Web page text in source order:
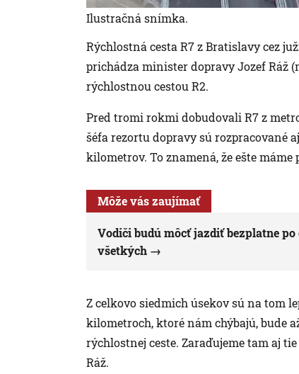
Ilustračná snímka.
Rýchlostná cesta R7 z Bratislavy cez
prichádza minister dopravy Jozef Ráž
rýchlostnou cestou R2.
Pred tromi rokmi dobudovali R7 z
šéfa rezortu dopravy sú rozpracované
kilometrov. To znamená, že ešte
Môže vás zaujímať
Vodiči budú môcť jazdiť bezplatne
všetkých
Z celkovo siedmich úsekov sú na tom
kilometroch, ktoré nám chýbajú, bude
rýchlostnej ceste. Zaraďujeme tam aj
Ráž.